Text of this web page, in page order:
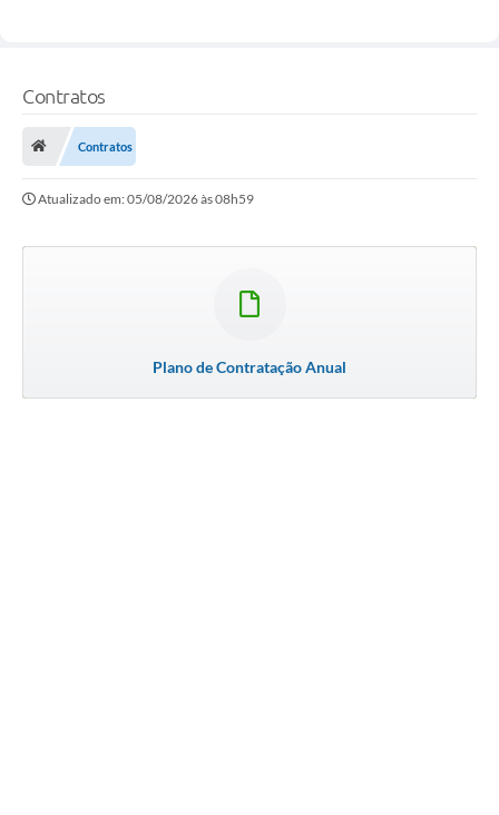
Contratos
Contratos
Atualizado em: 05/08/2026 às 08h59
Plano de Contratação Anual